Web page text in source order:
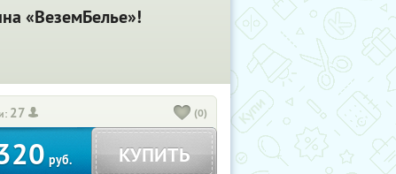
«ВеземБелье»!
27 (0)
руб. КУПИТЬ